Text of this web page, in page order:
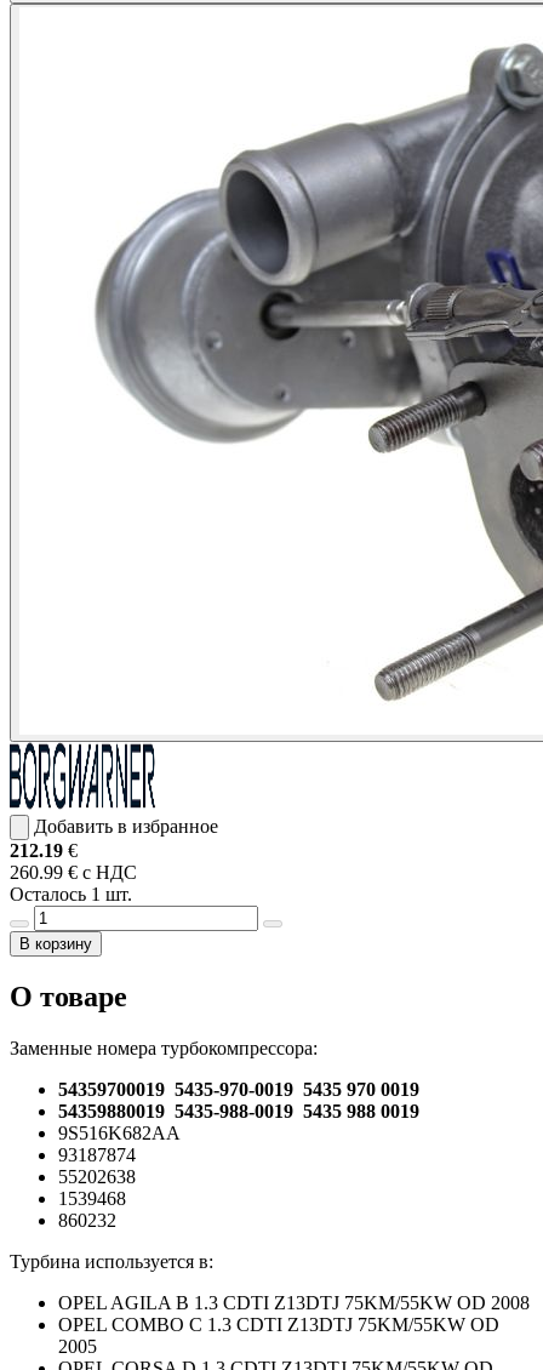
Добавить в избранное
212.19 €
260.99 € с НДС
Осталось 1 шт.
В корзину
О товаре
Заменные номера турбокомпрессора:
54359700019 5435-970-0019 5435 970 0019
54359880019 5435-988-0019 5435 988 0019
9S516K682AA
93187874
55202638
1539468
860232
Турбина используется в:
OPEL AGILA B 1.3 CDTI Z13DTJ 75KM/55KW OD 2008
OPEL COMBO C 1.3 CDTI Z13DTJ 75KM/55KW OD
2005